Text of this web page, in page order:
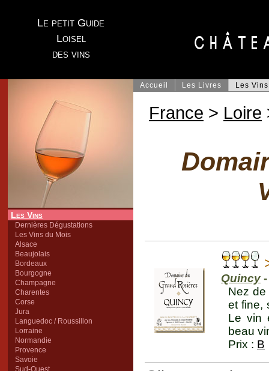
Le petit Guide
Loisel
des vins
Les Vins
Dernières Dégustations
Les Vins du Mois
Alsace
Beaujolais
Bordeaux
Bourgogne
Champagne
Charentes
Corse
Jura
Languedoc / Roussillon
Lorraine
Normandie
Provence
Savoie
Sud-Ouest
Accueil Les Livres Les Vins
France > Loire
Quincy
Nez
et fine,
Le vin
beau
Prix : B